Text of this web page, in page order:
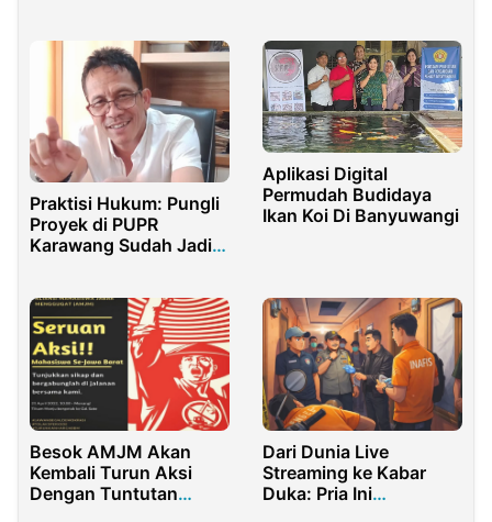
Praktisi Hukum: Pungli
Proyek di PUPR
Karawang Sudah Jadi
Aplikasi Digital
Permudah Budidaya
Ikan Koi Di Banyuwangi
Besok AMJM Akan
Kembali Turun Aksi
Dengan Tuntutan
Dari Dunia Live
Streaming ke Kabar
Duka: Pria Ini